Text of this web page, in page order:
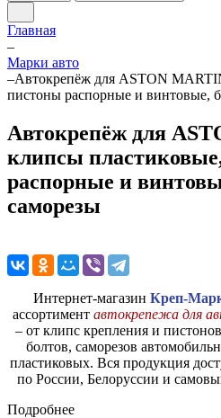
Главная
–
Марки авто
–Автокрепёж для ASTON
пистоны распорные и винтовые,
Автокрепёж для
клипсы
распорные и
саморезы
Интернет-магазин Креп-
ассортимент автокрепежа для
– от клипс крепления и
болтов, саморезов
пластиковых. Вся продукция
по России, Белоруссии и
Подробнее